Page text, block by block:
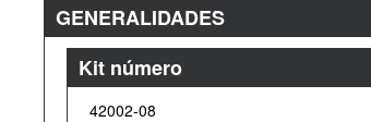
GENERALIDADES
Kit número
42002-08